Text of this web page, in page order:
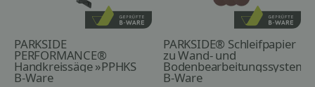
PARKSIDE
PERFORMANCE®
Handkreissäge »PPHKS
1800 A2«
B-Ware
PARKSIDE® Schleifpapier
zu Wand- und
Bodenbearbeitungssystem,
Ø 18 cm, 30 Blatt
B-Ware